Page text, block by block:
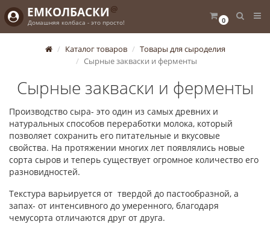
0
ЕМКОЛБАСКИ @
Домашняя колбаса - это просто!
Каталог товаров
Товары для сыроделия
Сырные закваски и ферменты
Сырные закваски и ферменты
Производство сыра- это один из самых древних и
натуральных способов переработки молока, который
позволяет сохранить его питательные и вкусовые
свойства. На протяжении многих лет появлялись новые
сорта сыров и теперь существует огромное количество его
разновидностей.
Текстура варьируется от твердой до пастообразной, а
запах- от интенсивного до умеренного, благодаря
чемусорта отличаются друг от друга.